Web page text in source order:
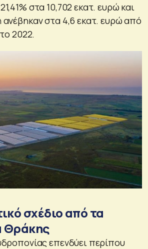
στα 10,702 εκατ. ευρώ και
στα 4,6 εκατ. ευρώ από
2022.
σχέδιο από τα
Θράκης
επενδύει περίπου